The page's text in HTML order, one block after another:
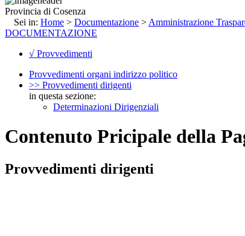
Provincia di Cosenza
Sei in: Home > Documentazione > Amministrazione
DOCUMENTAZIONE
√ Provvedimenti
Provvedimenti organi indirizzo politico
>> Provvedimenti dirigenti
in questa sezione:
Determinazioni Dirigenziali
Contenuto Pricipale della
Provvedimenti dirigenti